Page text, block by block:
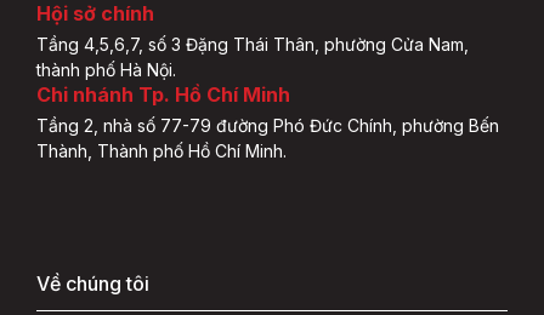
Hội sở chính
Tầng 4,5,6,7, số 3 Đặng Thái Thân, phường Cửa Nam,
thành phố Hà Nội.
Chi nhánh Tp. Hồ Chí Minh
Tầng 2, nhà số 77-79 đường Phó Đức Chính, phường Bến
Thành, Thành phố Hồ Chí Minh.
Về chúng tôi